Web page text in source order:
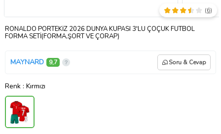
RONALDO PORTEKİZ 2026 DÜNYA KUPASI 3'LÜ ÇOÇUK FUTBOL
FORMA SETİ(FORMA,ŞORT VE ÇORAP)
(6)
MAYNARD 9,7 Soru & Cevap
Renk : Kırmızı